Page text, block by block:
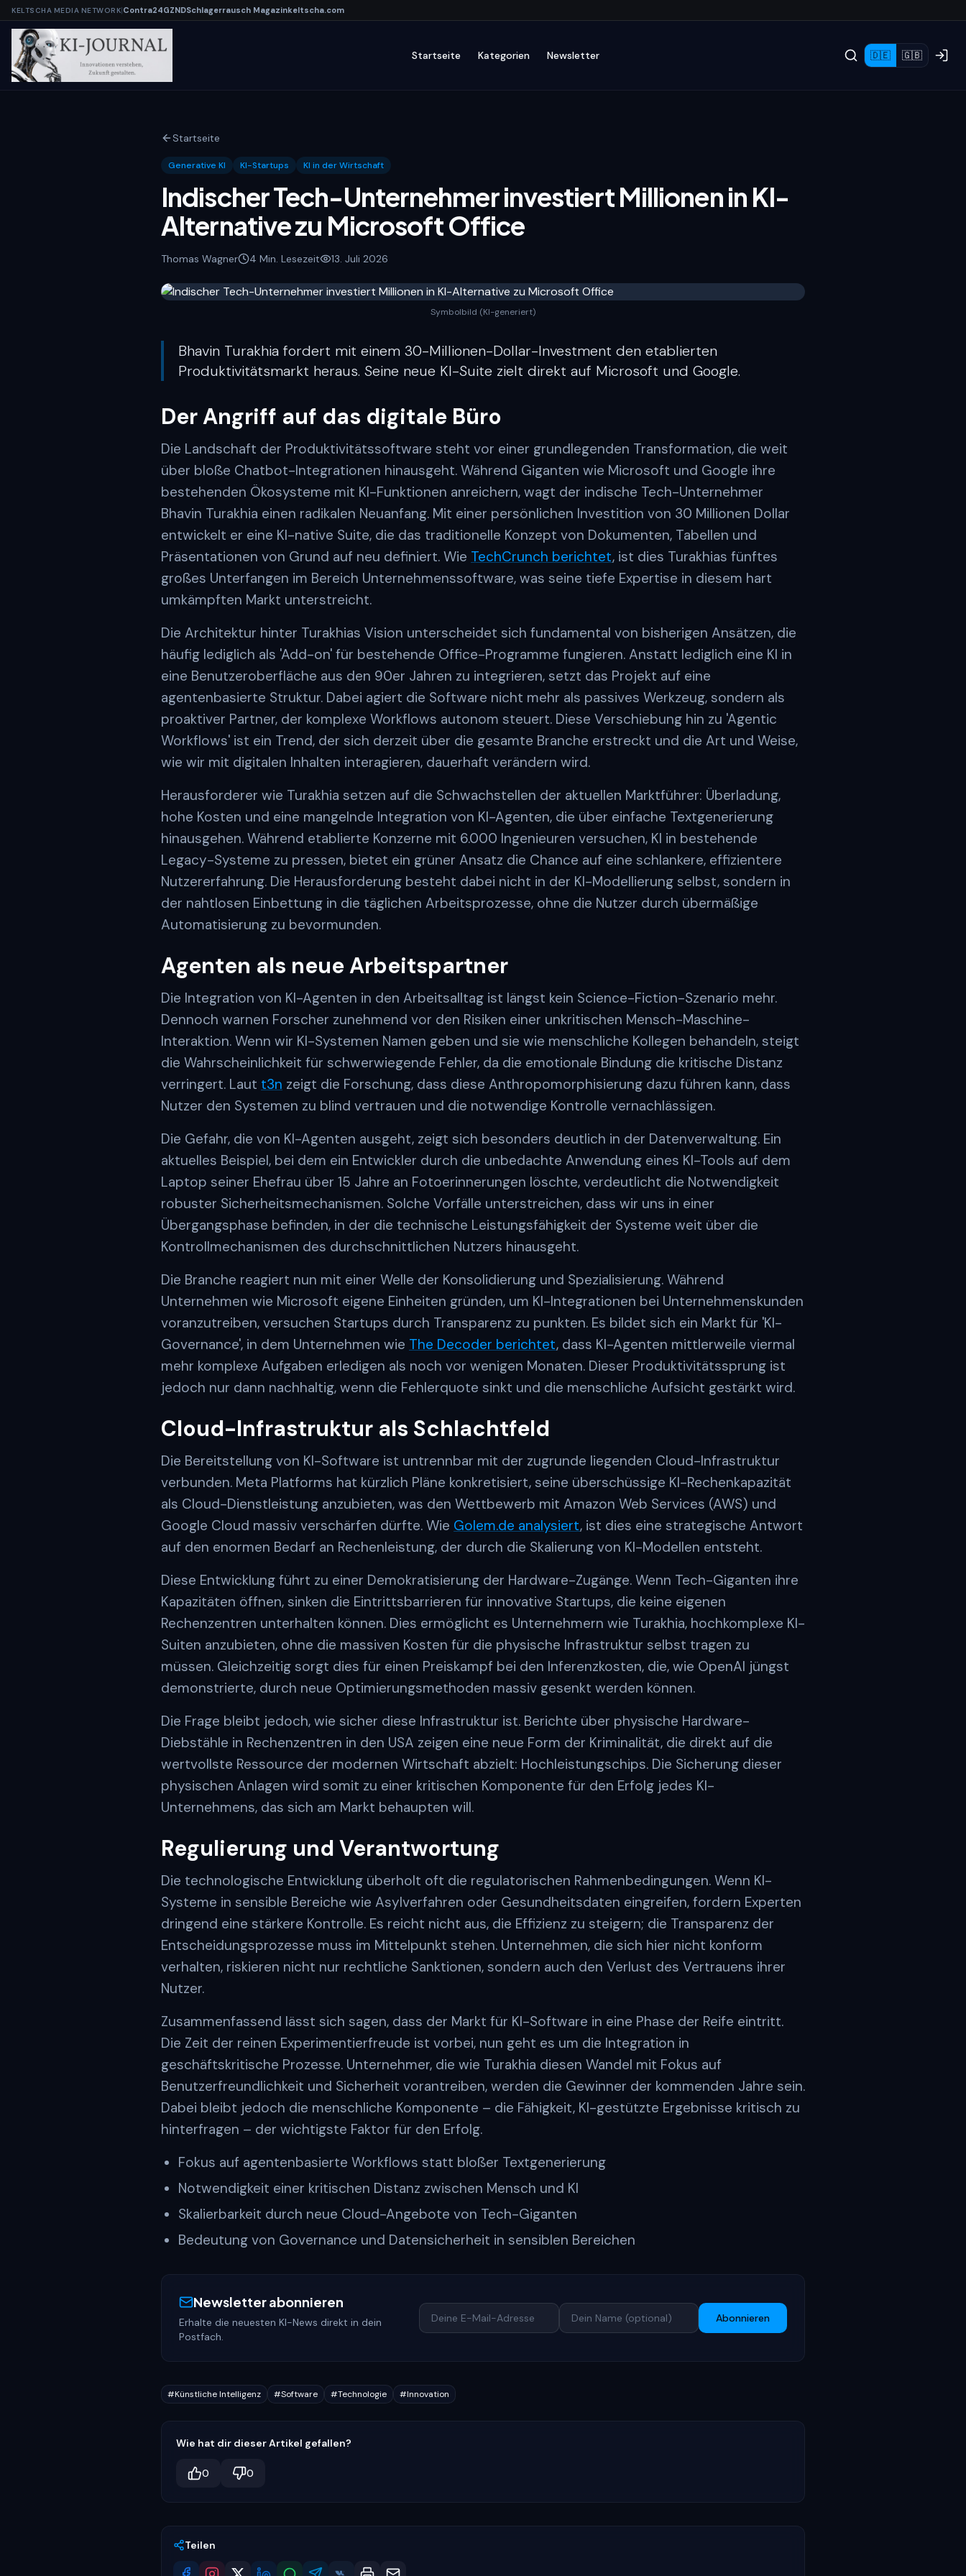
KELTSCHA MEDIA NETWORK|Contra24GZNDSchlagerrausch Magazinkeltscha.com
Startseite Kategorien Newsletter 🇩🇪 🇬🇧
Startseite
Generative KI KI-Startups KI in der Wirtschaft
Indischer Tech-Unternehmer investiert Millionen in KI-
Alternative zu Microsoft Office
Thomas Wagner 4 Min. Lesezeit 13. Juli 2026
Symbolbild (KI-generiert)
Bhavin Turakhia fordert mit einem 30-Millionen-Dollar-Investment den etablierten
Produktivitätsmarkt heraus. Seine neue KI-Suite zielt direkt auf Microsoft und Google.
Der Angriff auf das digitale Büro
Die Landschaft der Produktivitätssoftware steht vor einer grundlegenden Transformation, die weit
über bloße Chatbot-Integrationen hinausgeht. Während Giganten wie Microsoft und Google ihre
bestehenden Ökosysteme mit KI-Funktionen anreichern, wagt der indische Tech-Unternehmer
Bhavin Turakhia einen radikalen Neuanfang. Mit einer persönlichen Investition von 30 Millionen Dollar
entwickelt er eine KI-native Suite, die das traditionelle Konzept von Dokumenten, Tabellen und
Präsentationen von Grund auf neu definiert. Wie TechCrunch berichtet, ist dies Turakhias fünftes
großes Unterfangen im Bereich Unternehmenssoftware, was seine tiefe Expertise in diesem hart
umkämpften Markt unterstreicht.
Die Architektur hinter Turakhias Vision unterscheidet sich fundamental von bisherigen Ansätzen, die
häufig lediglich als 'Add-on' für bestehende Office-Programme fungieren. Anstatt lediglich eine KI in
eine Benutzeroberfläche aus den 90er Jahren zu integrieren, setzt das Projekt auf eine
agentenbasierte Struktur. Dabei agiert die Software nicht mehr als passives Werkzeug, sondern als
proaktiver Partner, der komplexe Workflows autonom steuert. Diese Verschiebung hin zu 'Agentic
Workflows' ist ein Trend, der sich derzeit über die gesamte Branche erstreckt und die Art und Weise,
wie wir mit digitalen Inhalten interagieren, dauerhaft verändern wird.
Herausforderer wie Turakhia setzen auf die Schwachstellen der aktuellen Marktführer: Überladung,
hohe Kosten und eine mangelnde Integration von KI-Agenten, die über einfache Textgenerierung
hinausgehen. Während etablierte Konzerne mit 6.000 Ingenieuren versuchen, KI in bestehende
Legacy-Systeme zu pressen, bietet ein grüner Ansatz die Chance auf eine schlankere, effizientere
Nutzererfahrung. Die Herausforderung besteht dabei nicht in der KI-Modellierung selbst, sondern in
der nahtlosen Einbettung in die täglichen Arbeitsprozesse, ohne die Nutzer durch übermäßige
Automatisierung zu bevormunden.
Agenten als neue Arbeitspartner
Die Integration von KI-Agenten in den Arbeitsalltag ist längst kein Science-Fiction-Szenario mehr.
Dennoch warnen Forscher zunehmend vor den Risiken einer unkritischen Mensch-Maschine-
Interaktion. Wenn wir KI-Systemen Namen geben und sie wie menschliche Kollegen behandeln, steigt
die Wahrscheinlichkeit für schwerwiegende Fehler, da die emotionale Bindung die kritische Distanz
verringert. Laut t3n zeigt die Forschung, dass diese Anthropomorphisierung dazu führen kann, dass
Nutzer den Systemen zu blind vertrauen und die notwendige Kontrolle vernachlässigen.
Die Gefahr, die von KI-Agenten ausgeht, zeigt sich besonders deutlich in der Datenverwaltung. Ein
aktuelles Beispiel, bei dem ein Entwickler durch die unbedachte Anwendung eines KI-Tools auf dem
Laptop seiner Ehefrau über 15 Jahre an Fotoerinnerungen löschte, verdeutlicht die Notwendigkeit
robuster Sicherheitsmechanismen. Solche Vorfälle unterstreichen, dass wir uns in einer
Übergangsphase befinden, in der die technische Leistungsfähigkeit der Systeme weit über die
Kontrollmechanismen des durchschnittlichen Nutzers hinausgeht.
Die Branche reagiert nun mit einer Welle der Konsolidierung und Spezialisierung. Während
Unternehmen wie Microsoft eigene Einheiten gründen, um KI-Integrationen bei Unternehmenskunden
voranzutreiben, versuchen Startups durch Transparenz zu punkten. Es bildet sich ein Markt für 'KI-
Governance', in dem Unternehmen wie The Decoder berichtet, dass KI-Agenten mittlerweile viermal
mehr komplexe Aufgaben erledigen als noch vor wenigen Monaten. Dieser Produktivitätssprung ist
jedoch nur dann nachhaltig, wenn die Fehlerquote sinkt und die menschliche Aufsicht gestärkt wird.
Cloud-Infrastruktur als Schlachtfeld
Die Bereitstellung von KI-Software ist untrennbar mit der zugrunde liegenden Cloud-Infrastruktur
verbunden. Meta Platforms hat kürzlich Pläne konkretisiert, seine überschüssige KI-Rechenkapazität
als Cloud-Dienstleistung anzubieten, was den Wettbewerb mit Amazon Web Services (AWS) und
Google Cloud massiv verschärfen dürfte. Wie Golem.de analysiert, ist dies eine strategische Antwort
auf den enormen Bedarf an Rechenleistung, der durch die Skalierung von KI-Modellen entsteht.
Diese Entwicklung führt zu einer Demokratisierung der Hardware-Zugänge. Wenn Tech-Giganten ihre
Kapazitäten öffnen, sinken die Eintrittsbarrieren für innovative Startups, die keine eigenen
Rechenzentren unterhalten können. Dies ermöglicht es Unternehmern wie Turakhia, hochkomplexe KI-
Suiten anzubieten, ohne die massiven Kosten für die physische Infrastruktur selbst tragen zu
müssen. Gleichzeitig sorgt dies für einen Preiskampf bei den Inferenzkosten, die, wie OpenAI jüngst
demonstrierte, durch neue Optimierungsmethoden massiv gesenkt werden können.
Die Frage bleibt jedoch, wie sicher diese Infrastruktur ist. Berichte über physische Hardware-
Diebstähle in Rechenzentren in den USA zeigen eine neue Form der Kriminalität, die direkt auf die
wertvollste Ressource der modernen Wirtschaft abzielt: Hochleistungschips. Die Sicherung dieser
physischen Anlagen wird somit zu einer kritischen Komponente für den Erfolg jedes KI-
Unternehmens, das sich am Markt behaupten will.
Regulierung und Verantwortung
Die technologische Entwicklung überholt oft die regulatorischen Rahmenbedingungen. Wenn KI-
Systeme in sensible Bereiche wie Asylverfahren oder Gesundheitsdaten eingreifen, fordern Experten
dringend eine stärkere Kontrolle. Es reicht nicht aus, die Effizienz zu steigern; die Transparenz der
Entscheidungsprozesse muss im Mittelpunkt stehen. Unternehmen, die sich hier nicht konform
verhalten, riskieren nicht nur rechtliche Sanktionen, sondern auch den Verlust des Vertrauens ihrer
Nutzer.
Zusammenfassend lässt sich sagen, dass der Markt für KI-Software in eine Phase der Reife eintritt.
Die Zeit der reinen Experimentierfreude ist vorbei, nun geht es um die Integration in
geschäftskritische Prozesse. Unternehmer, die wie Turakhia diesen Wandel mit Fokus auf
Benutzerfreundlichkeit und Sicherheit vorantreiben, werden die Gewinner der kommenden Jahre sein.
Dabei bleibt jedoch die menschliche Komponente – die Fähigkeit, KI-gestützte Ergebnisse kritisch zu
hinterfragen – der wichtigste Faktor für den Erfolg.
Fokus auf agentenbasierte Workflows statt bloßer Textgenerierung
Notwendigkeit einer kritischen Distanz zwischen Mensch und KI
Skalierbarkeit durch neue Cloud-Angebote von Tech-Giganten
Bedeutung von Governance und Datensicherheit in sensiblen Bereichen
Newsletter abonnieren
Erhalte die neuesten KI-News direkt in dein
Postfach.
Abonnieren
#Künstliche Intelligenz #Software #Technologie #Innovation
Wie hat dir dieser Artikel gefallen?
0 0
Teilen